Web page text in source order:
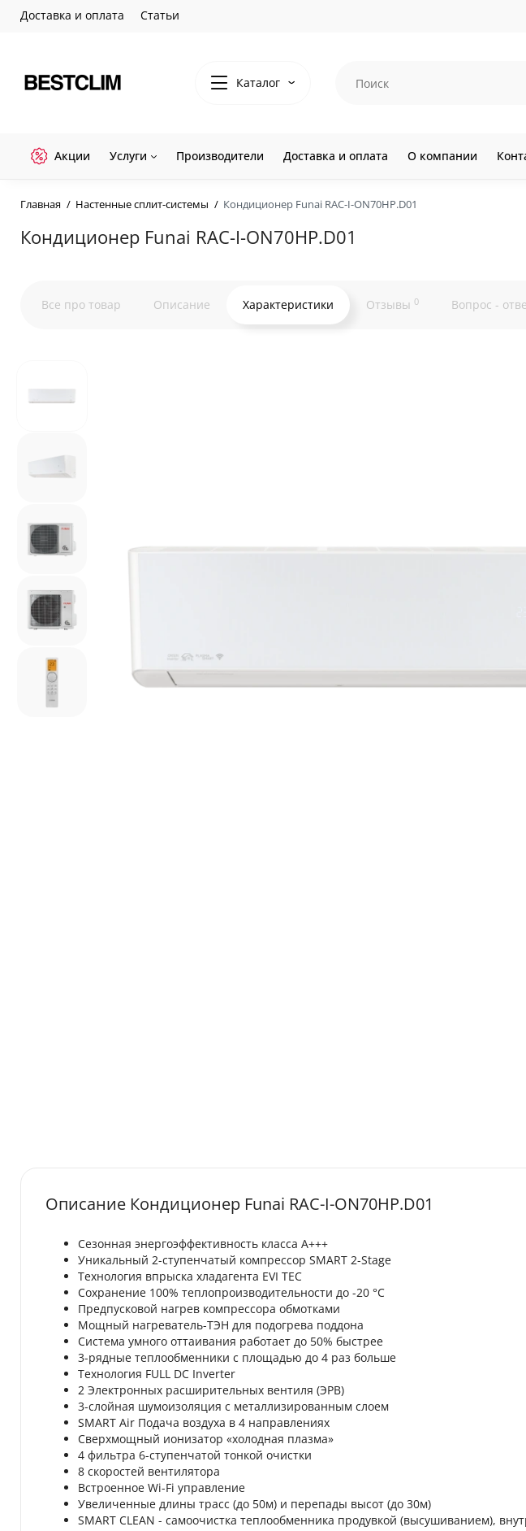
Доставка и оплата Статьи
Каталог
Акции Услуги Производители Доставка и оплата О компании
Главная Настенные сплит-системы Кондиционер Funai RAC-I-ON70HP.D01
Кондиционер Funai RAC-I-ON70HP.D01
Все про товар Описание Характеристики Отзывы 0 Вопрос -
Описание Кондиционер Funai RAC-I-ON70HP.D01
Сезонная энергоэффективность класса А+++
Уникальный 2-ступенчатый компрессор SMART 2-Stage
Технология впрыска хладагента EVI TEC
Сохранение 100% теплопроизводительности до -20 °C
Предпусковой нагрев компрессора обмотками
Мощный нагреватель-ТЭН для подогрева поддона
Система умного оттаивания работает до 50% быстрее
3-рядные теплообменники с площадью до 4 раз больше
Технология FULL DC Inverter
2 Электронных расширительных вентиля (ЭРВ)
3-слойная шумоизоляция с металлизированным слоем
SMART Air Подача воздуха в 4 направлениях
Сверхмощный ионизатор «холодная плазма»
4 фильтра 6-ступенчатой тонкой очистки
8 скоростей вентилятора
Встроенное Wi-Fi управление
Увеличенные длины трасс (до 50м) и перепады высот (до 30м)
SMART CLEAN - самоочистка теплообменника продувкой (высушиванием),